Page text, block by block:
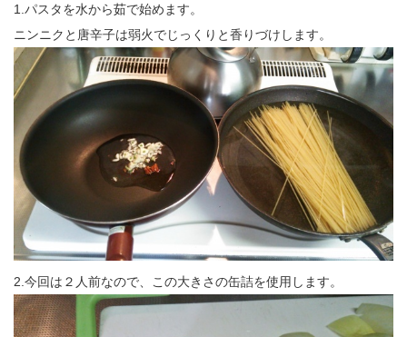
1.パスタを水から茹で始めます。
ニンニクと唐辛子は弱火でじっくりと香りづけします。
2.今回は２人前なので、この大きさの缶詰を使用します。